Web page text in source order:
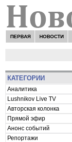
ПЕРВАЯ НОВОСТИ
КАТЕГОРИИ
Аналитика
Lushnikov Live TV
Авторская колонка
Прямой эфир
Анонс событий
Репортажи